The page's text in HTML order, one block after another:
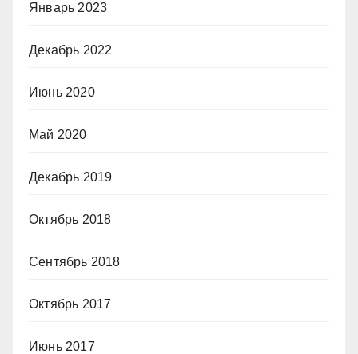
Январь 2023
Декабрь 2022
Июнь 2020
Май 2020
Декабрь 2019
Октябрь 2018
Сентябрь 2018
Октябрь 2017
Июнь 2017